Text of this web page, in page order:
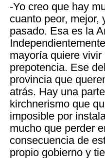
-Yo creo que hay
cuanto peor, mejor,
pasado. Esa es la
mayoría quiere
prepotencia. Ese
provincia que
atrás. Hay una
kirchnerismo que
imposible por
mucho que perder
consecuencia de
propio gobierno y